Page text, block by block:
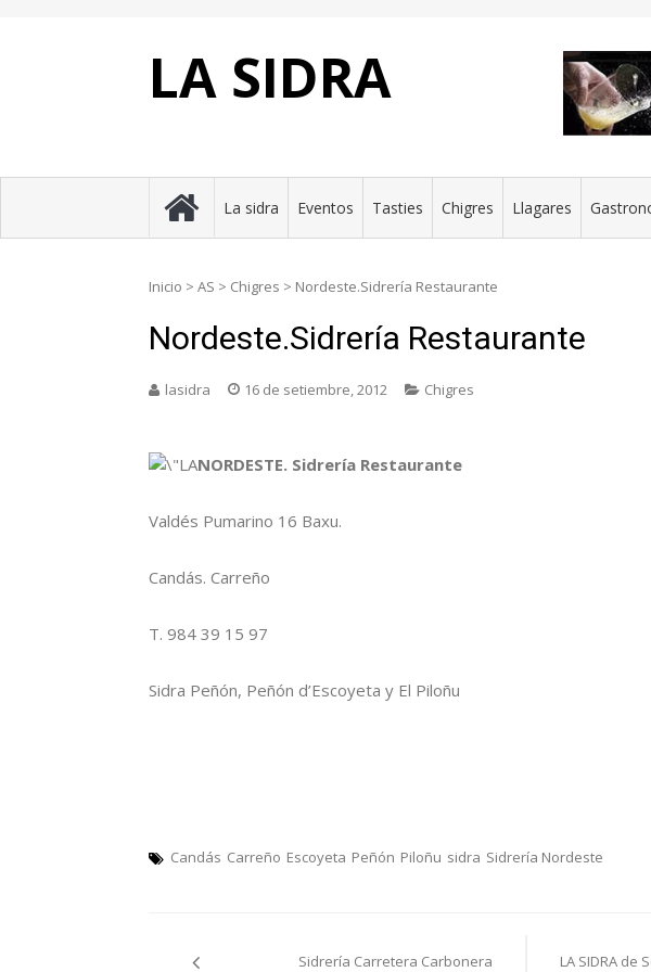
LA SIDRA
La sidra Eventos Tasties Chigres Llagares
Inicio > AS > Chigres > Nordeste.Sidrería Restaurante
Nordeste.Sidrería Restaurante
lasidra 16 de setiembre, 2012 Chigres
NORDESTE. Sidrería Restaurante
Valdés Pumarino 16 Baxu.
Candás. Carreño
T. 984 39 15 97
Sidra Peñón, Peñón d’Escoyeta y El Piloñu
Candás Carreño Escoyeta Peñón Piloñu sidra Sidrería Nordeste
Sidrería Carretera Carbonera LA SIDRA de